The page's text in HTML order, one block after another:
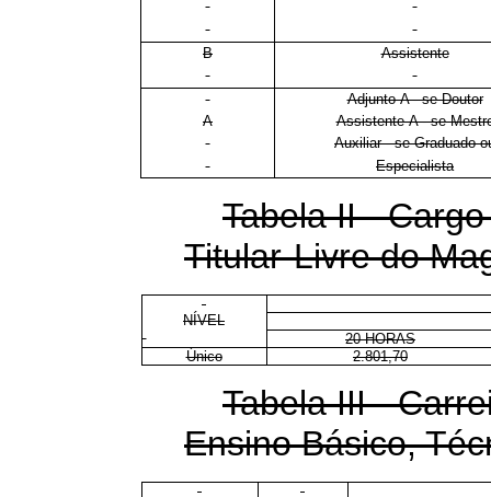
B Assistente
Adjunto-A - se Doutor
A
Assistente-A - se
Auxiliar - se Graduado
Especialista
Tabela II -
Titular-Livre do
NÍVEL
20 HORAS
Único
2.801,70
Tabela III -
Ensino Básico,